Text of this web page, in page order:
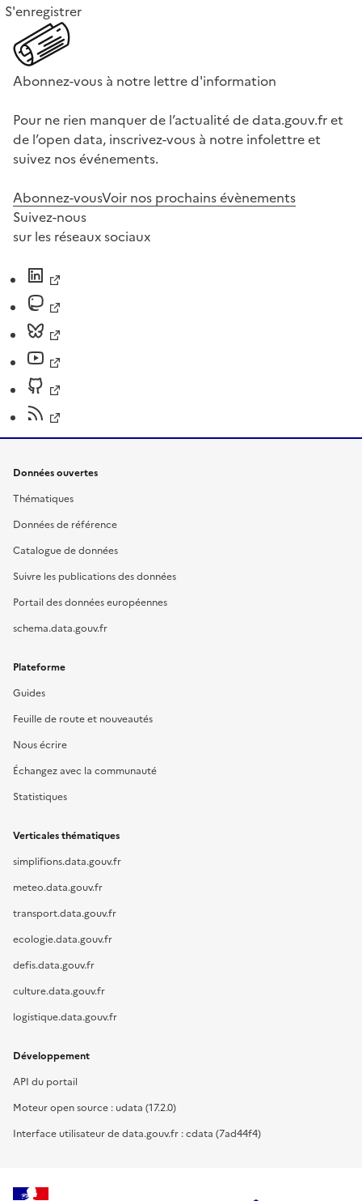
S'enregistrer
Abonnez-vous à notre lettre d'information
Pour ne rien manquer de l’actualité de data.gouv.fr et
de l’open data, inscrivez-vous à notre infolettre et
suivez nos événements.
Abonnez-vousVoir nos prochains évènements
Suivez-nous
sur les réseaux sociaux
Données ouvertes
Thématiques
Données de référence
Catalogue de données
Suivre les publications des données
Portail des données européennes
schema.data.gouv.fr
Plateforme
Guides
Feuille de route et nouveautés
Nous écrire
Échangez avec la communauté
Statistiques
Verticales thématiques
simplifions.data.gouv.fr
meteo.data.gouv.fr
transport.data.gouv.fr
ecologie.data.gouv.fr
defis.data.gouv.fr
culture.data.gouv.fr
logistique.data.gouv.fr
Développement
API du portail
Moteur open source : udata (17.2.0)
Interface utilisateur de data.gouv.fr : cdata (7ad44f4)